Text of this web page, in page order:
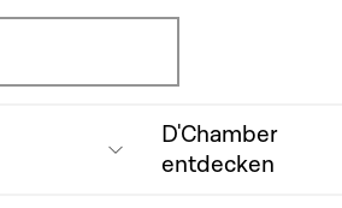
D'Chamber
entdecken